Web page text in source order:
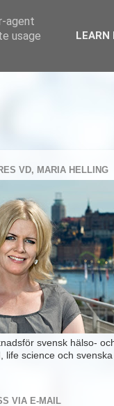
VD, MARIA HELLING
svensk hälso-
life science och svenska
VIA E-MAIL
agent
usage
LEARN